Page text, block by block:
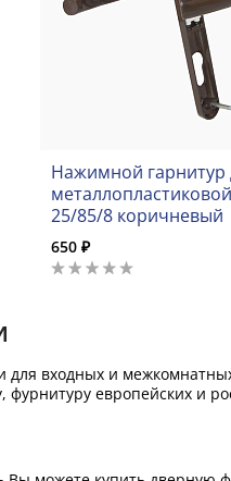
Нажимной гарнитур
25/85/8 коричневый
650 ₽
входных и
европейских и